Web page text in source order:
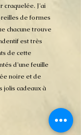
craquelée. J'ai
de formes
chacune trouve
est très
de cette
d'une feuille
noire et de
jolis cadeaux à